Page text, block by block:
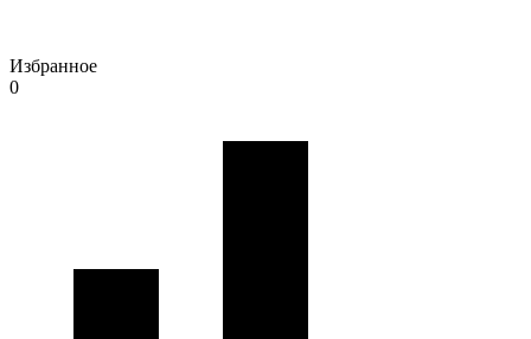
Избранное
0